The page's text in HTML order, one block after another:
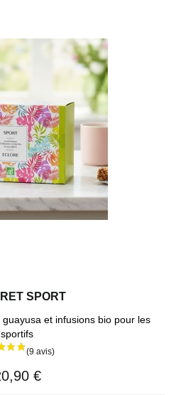
SPORT
et infusions bio pour les
sportifs
€